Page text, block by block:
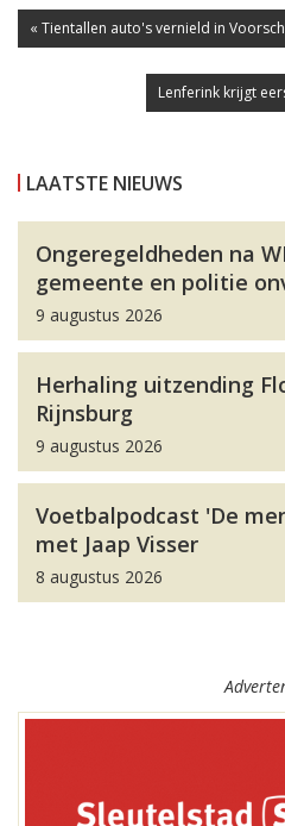
« Tientallen auto's vernield in
Lenferink krijgt
LAATSTE NIEUWS
Ongeregeldheden na
gemeente en politie
9 augustus 2026
Herhaling uitzending
Rijnsburg
9 augustus 2026
Voetbalpodcast 'De
met Jaap Visser
8 augustus 2026